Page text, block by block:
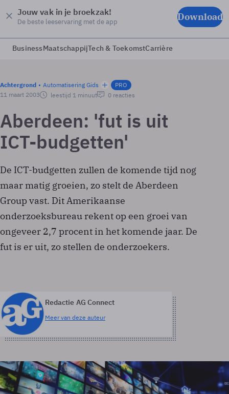
Jouw vak in je broekzak!
De beste leeservaring met de app Download
BusinessMaatschappijTech & ToekomstCarrière
Achtergrond Automatisering Gids
PRO
11 maart 2003
leestijd 1 minuut 0 reacties
Aberdeen: 'fut is uit
ICT-budgetten'
De ICT-budgetten zullen de komende tijd nog
maar matig groeien, zo stelt de Aberdeen
Group vast. Dit Amerikaanse
onderzoeksbureau rekent op een groei van
ongeveer 2,7 procent in het komende jaar. De
fut is er uit, zo stellen de onderzoekers.
Redactie AG Connect
Meer van deze auteur